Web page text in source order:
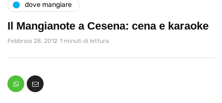
dove mangiare
Il Mangianote a Cesena: cena e karaoke
Febbraio 28, 2012 1 minuti di lettura